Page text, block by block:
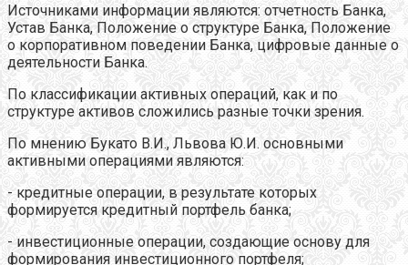
Источниками информации являются: отчетность Банка,
Устав Банка, Положение о структуре Банка, Положение
о корпоративном поведении Банка, цифровые данные о
деятельности Банка.
По классификации активных операций, как и по
структуре активов сложились разные точки зрения.
По мнению Букато В.И., Львова Ю.И. основными
активными операциями являются:
- кредитные операции, в результате которых
формируется кредитный портфель банка;
- инвестиционные операции, создающие основу для
формирования инвестиционного портфеля;